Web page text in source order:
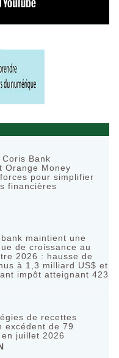
Bank
Orange Money
pour simplifier
financières
maintient une
de croissance au
2026 : hausse de
à 1,3 milliard US$ et
impôt atteignant 423
de recettes
excédent de 79
juillet 2026